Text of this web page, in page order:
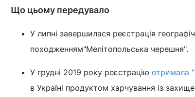
Що цьому передувало
У липні завершилася реєстрація
походженням"Мелітопольська черешня".
У грудні 2019 року реєстрацію отримала
в Україні продуктом харчування із